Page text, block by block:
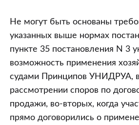
Не могут быть основаны
указанных выше нормах
пункте 35 постановления N 3
возможность применения
судами Принципов УНИДРУА,
рассмотрении споров по
продажи, во-вторых, когда
прямо договорились о